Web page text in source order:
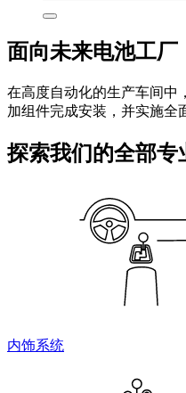
面向未来电池工厂
在高度自动化的生产车间中
加组件完成安装，并实施全
探索我们的全部专
内饰系统